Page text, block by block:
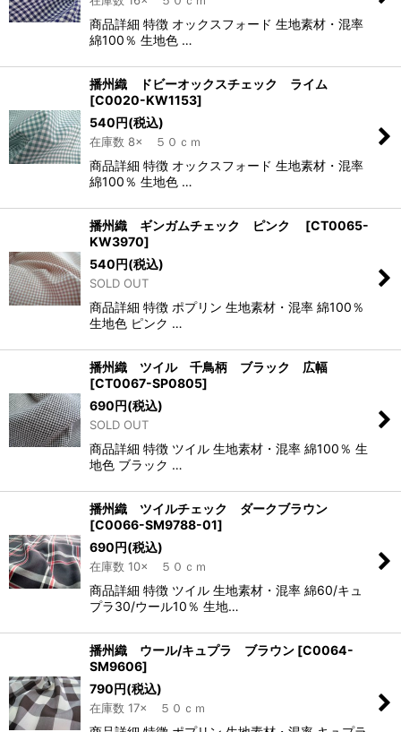
商品詳細 特徴 オックスフォード 生地素材・混率
綿100％ 生地色 …
播州織 ドビーオックスチェック ライム
[C0020-KW1153]
540円(税込)
在庫数 8× ５０ｃｍ
商品詳細 特徴 オックスフォード 生地素材・混率
綿100％ 生地色 …
播州織 ギンガムチェック ピンク [CT0065-
KW3970]
540円(税込)
SOLD OUT
商品詳細 特徴 ポプリン 生地素材・混率 綿100％
生地色 ピンク …
播州織 ツイル 千鳥柄 ブラック 広幅
[CT0067-SP0805]
690円(税込)
SOLD OUT
商品詳細 特徴 ツイル 生地素材・混率 綿100％ 生
地色 ブラック …
播州織 ツイルチェック ダークブラウン
[C0066-SM9788-01]
690円(税込)
在庫数 10× ５０ｃｍ
商品詳細 特徴 ツイル 生地素材・混率 綿60/キュ
プラ30/ウール10％ 生地…
播州織 ウール/キュプラ ブラウン [C0064-
SM9606]
790円(税込)
在庫数 17× ５０ｃｍ